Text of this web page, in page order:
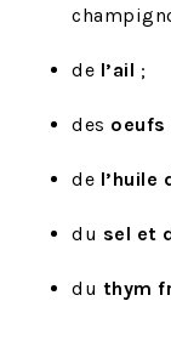
de l’ail ;
des oeufs
de l’huile
du sel et
du thym